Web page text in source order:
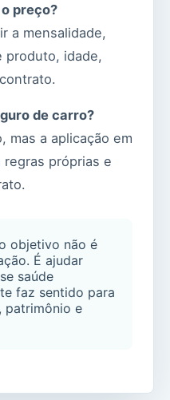
preço?
a mensalidade,
produto, idade,
de carro?
mas a aplicação em
próprias e
objetivo não é
É ajudar
saúde
faz sentido para
patrimônio e